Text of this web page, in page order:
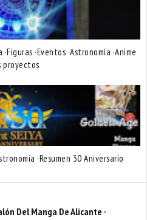
·Eventos ·Astronomía ·Anime
proyectos
·Resumen 30 Aniversario
Del Manga De Alicante ·